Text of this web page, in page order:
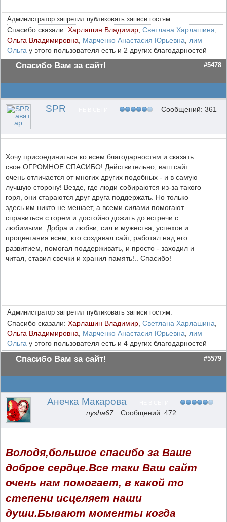
Администратор запретил публиковать записи гостям.
Спасибо сказали: Харлашин Владимир Светлана Харлашина
Ольга Владимировна
Марченко Анастасия Юрьевна
лим
Ольга у этого пользователя есть и 2 других благодарностей
Спасибо Вам за сайт! #5478
SPR Сообщений: 361
Хочу присоединиться ко всем благодарностям и сказать
свое ОГРОМНОЕ СПАСИБО! Действительно, ваш сайт
очень отличается от многих других подобных - и в самую
лучшую сторону! Везде, где люди собираются из-за такого
горя, они стараются друг друга поддержать. Но только
здесь им никто не мешает, а всеми силами помогают
справиться с горем и достойно дожить до встречи с
любимыми. Добра и любви, сил и мужества, успехов и
процветания всем, кто создавал сайт, работал над его
развитием, помогал поддерживать, и просто - заходил и
читал, ставил свечки и хранил память!.. Спасибо!
Администратор запретил публиковать записи гостям.
Спасибо сказали: Харлашин Владимир Светлана Харлашина
Ольга Владимировна
Марченко Анастасия Юрьевна
лим
Ольга у этого пользователя есть и 4 других благодарностей
Спасибо Вам за сайт! #5579
Анечка Макарова
nysha67 Сообщений: 472
Володя,большое спасибо за Ваше
доброе сердце.Все таки Ваш сайт
очень нам помогает, в какой то
степени исцеляет наши
души.Бывают моменты когда